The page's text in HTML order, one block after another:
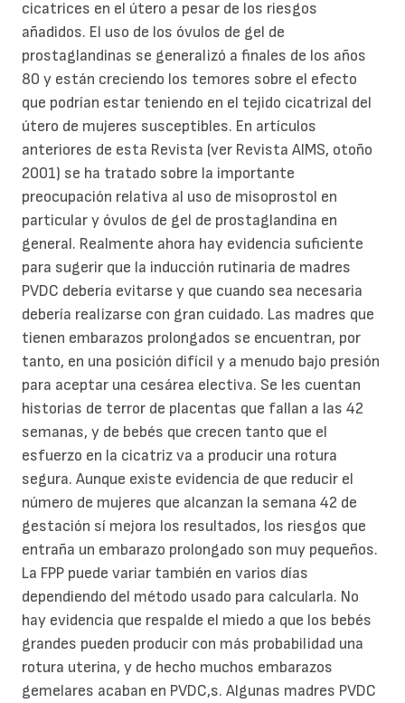
cicatrices en el útero a pesar de los riesgos
añadidos. El uso de los óvulos de gel de
prostaglandinas se generalizó a finales de los años
80 y están creciendo los temores sobre el efecto
que podrían estar teniendo en el tejido cicatrizal del
útero de mujeres susceptibles. En artículos
anteriores de esta Revista (ver Revista AIMS, otoño
2001) se ha tratado sobre la importante
preocupación relativa al uso de misoprostol en
particular y óvulos de gel de prostaglandina en
general. Realmente ahora hay evidencia suficiente
para sugerir que la inducción rutinaria de madres
PVDC debería evitarse y que cuando sea necesaria
debería realizarse con gran cuidado. Las madres que
tienen embarazos prolongados se encuentran, por
tanto, en una posición difícil y a menudo bajo presión
para aceptar una cesárea electiva. Se les cuentan
historias de terror de placentas que fallan a las 42
semanas, y de bebés que crecen tanto que el
esfuerzo en la cicatriz va a producir una rotura
segura. Aunque existe evidencia de que reducir el
número de mujeres que alcanzan la semana 42 de
gestación sí mejora los resultados, los riesgos que
entraña un embarazo prolongado son muy pequeños.
La FPP puede variar también en varios días
dependiendo del método usado para calcularla. No
hay evidencia que respalde el miedo a que los bebés
grandes pueden producir con más probabilidad una
rotura uterina, y de hecho muchos embarazos
gemelares acaban en PVDC,s. Algunas madres PVDC